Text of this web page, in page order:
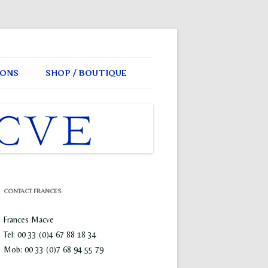
SHOP / BOUTIQUE
CONTACT FRANCES
Frances Macve
Tel: 00 33 (0)4 67 88 18 34
Mob: 00 33 (0)7 68 94 55 79